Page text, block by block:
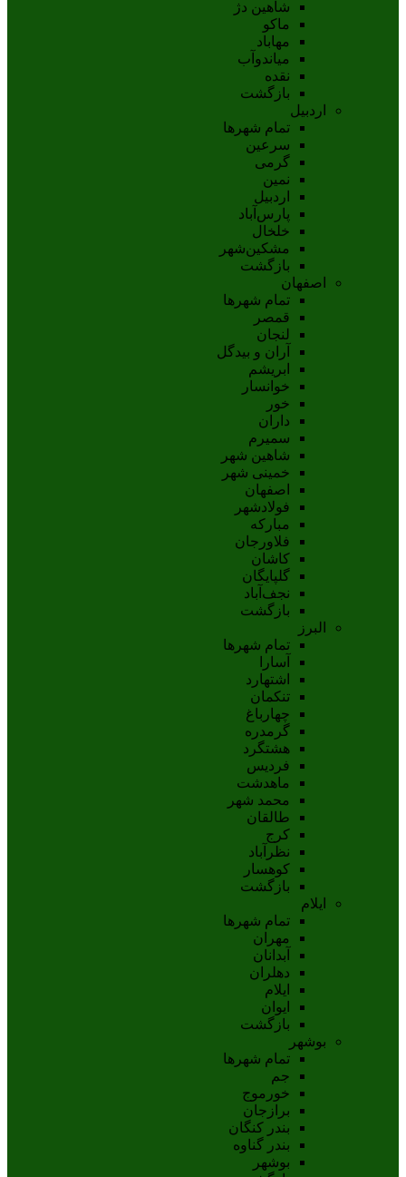
شاهين دژ
ماکو
مهاباد
مياندوآب
نقده
بازگشت
اردبیل
تمام شهر‌ها
سرعین
گرمی
نمین
اردبيل
پارس‌آباد
خلخال
مشکين‌شهر
بازگشت
اصفهان
تمام شهر‌ها
قمصر
لنجان
آران و بیدگل
ابریشم
خوانسار
خور
داران
سمیرم
شاهین شهر
خمینی شهر
اصفهان
فولادشهر
مبارکه
فلاورجان
کاشان
گلپايگان
نجف‌آباد
بازگشت
البرز
تمام شهر‌ها
آسارا
اشتهارد
تنکمان
چهارباغ
گرمدره
هشتگرد
فردیس
ماهدشت
محمد شهر
طالقان
کرج
نظرآباد
کوهسار
بازگشت
ایلام
تمام شهر‌ها
مهران
آبدانان
دهلران
ايلام
ايوان
بازگشت
بوشهر
تمام شهر‌ها
جم
خورموج
برازجان
بندر کنگان
بندر گناوه
بوشهر